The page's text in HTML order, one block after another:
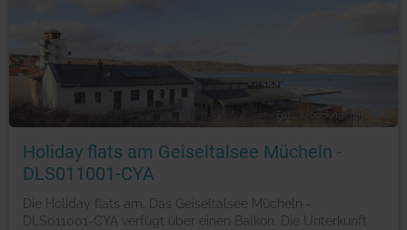
Foto: © booking.com
Holiday flats am Geiseltalsee Mücheln -
DLS011001-CYA
Die Holiday flats am. Das Geiseltalsee Mücheln -
DLS011001-CYA verfügt über einen Balkon. Die Unterkunft